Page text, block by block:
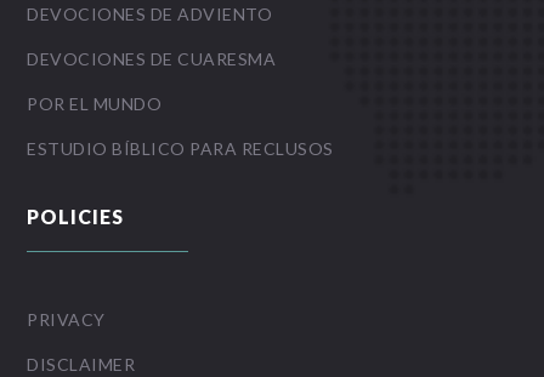
DEVOCIONES DE ADVIENTO
DEVOCIONES DE CUARESMA
POR EL MUNDO
ESTUDIO BÍBLICO PARA RECLUSOS
POLICIES
PRIVACY
DISCLAIMER